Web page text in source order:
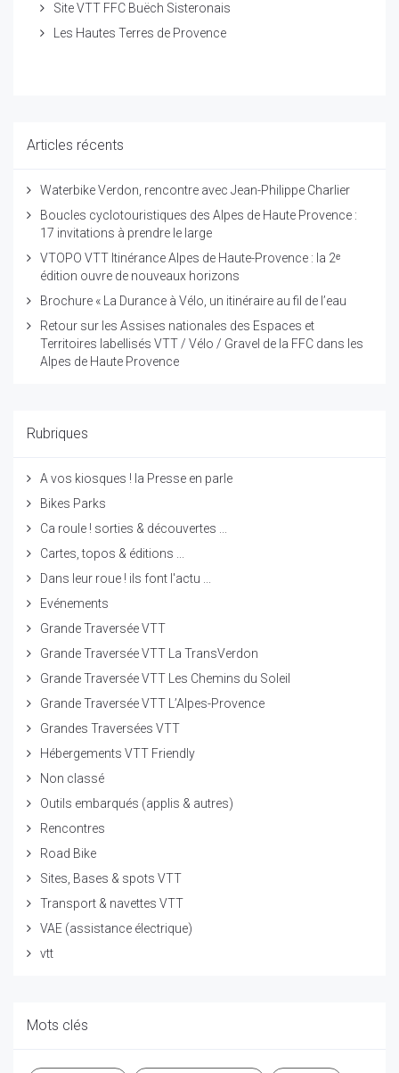
Site VTT FFC Buëch Sisteronais
Les Hautes Terres de Provence
Articles récents
Waterbike Verdon, rencontre avec Jean-Philippe Charlier
Boucles cyclotouristiques des Alpes de Haute Provence :
17 invitations à prendre le large
VTOPO VTT Itinérance Alpes de Haute-Provence : la 2ᵉ
édition ouvre de nouveaux horizons
Brochure « La Durance à Vélo, un itinéraire au fil de l’eau
Retour sur les Assises nationales des Espaces et
Territoires labellisés VTT / Vélo / Gravel de la FFC dans les
Alpes de Haute Provence
Rubriques
A vos kiosques ! la Presse en parle
Bikes Parks
Ca roule ! sorties & découvertes ...
Cartes, topos & éditions ...
Dans leur roue ! ils font l'actu ...
Evénements
Grande Traversée VTT
Grande Traversée VTT La TransVerdon
Grande Traversée VTT Les Chemins du Soleil
Grande Traversée VTT L’Alpes-Provence
Grandes Traversées VTT
Hébergements VTT Friendly
Non classé
Outils embarqués (applis & autres)
Rencontres
Road Bike
Sites, Bases & spots VTT
Transport & navettes VTT
VAE (assistance électrique)
vtt
Mots clés